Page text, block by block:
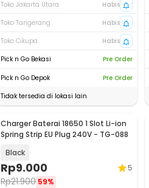
Toko Jakarta Utara
Habis
Toko Tangerang
Habis
Toko Cikupa
Habis
Pick n Go Bekasi
Pre Order
Pick n Go Depok
Pre Order
Tidak tersedia di lokasi lain
Charger Baterai 18650 1 Slot Li-ion
Spring Strip EU Plug 240V - TG-088
Black
Rp9.000
Rp21.900 59%
5